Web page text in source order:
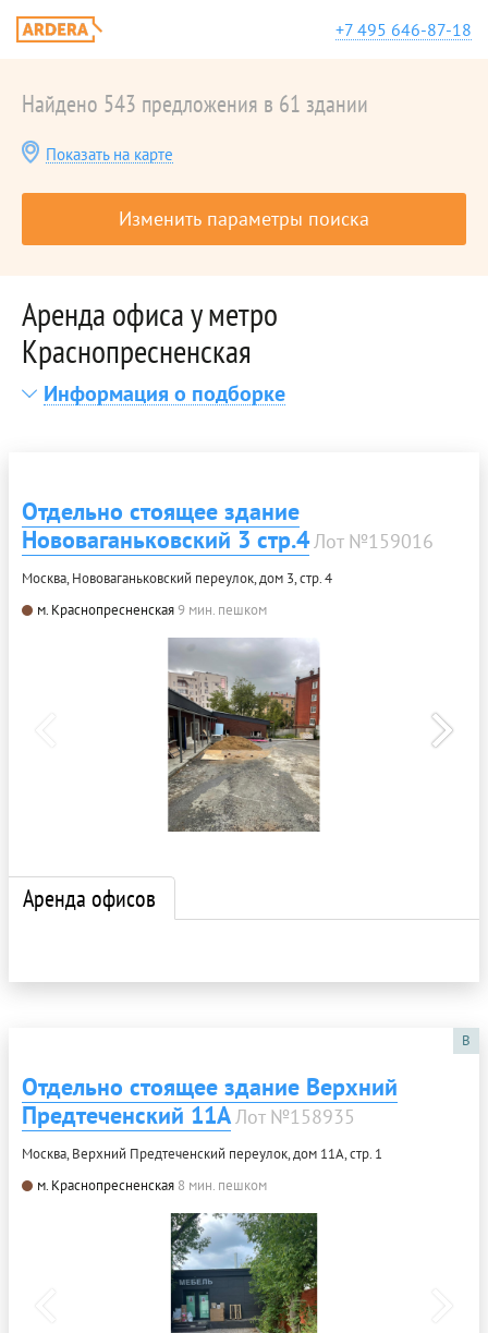
+7 495 646-87-18
Найдено 543 предложения в 61 здании
Показать на карте
Изменить параметры поиска
Аренда офиса у метро
Краснопресненская
Информация о подборке
Отдельно стоящее здание
Нововаганьковский 3 стр.4Лот №159016
Москва, Нововаганьковский переулок, дом 3, стр. 4
м. Краснопресненская9 мин. пешком
Аренда офисов
B
Отдельно стоящее здание Верхний
Предтеченский 11АЛот №158935
Москва, Верхний Предтеченский переулок, дом 11А, стр. 1
м. Краснопресненская 8 мин. пешком